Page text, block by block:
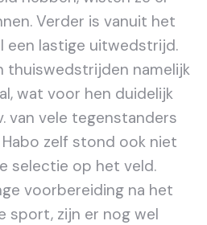
Verder is vanuit het
een lastige uitwedstrijd.
thuiswedstrijden namelijk
wat voor hen duidelijk
van vele tegenstanders
zelf stond ook niet
selectie op het veld.
voorbereiding na het
sport, zijn er nog wel